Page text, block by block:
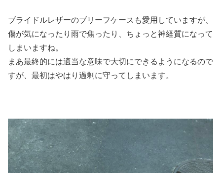
ブライドルレザーのブリーフケースも愛用していますが、
傷が気になったり雨で焦ったり、ちょっと神経質になって
しまいますね。
まあ最終的には適当な意味で大切にできるようになるので
すが、最初はやはり過剰に守ってしまいます。